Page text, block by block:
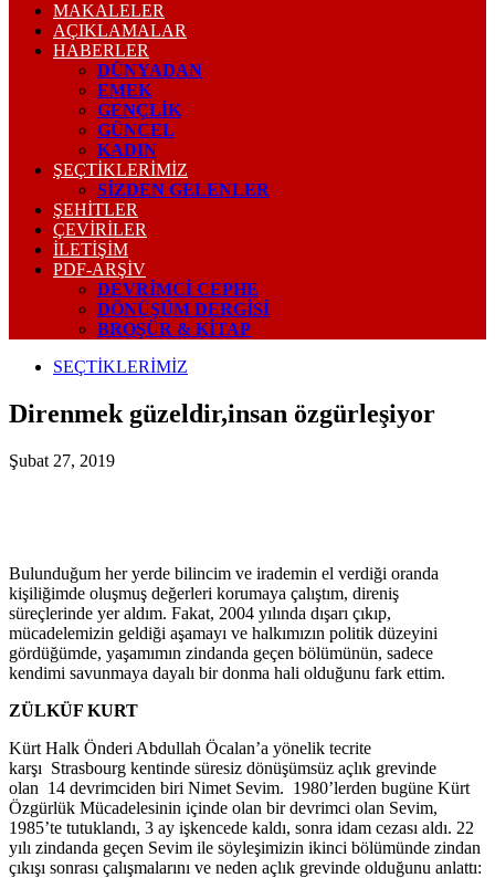
MAKALELER
AÇIKLAMALAR
HABERLER
DÜNYADAN
EMEK
GENÇLİK
GÜNCEL
KADIN
ŞEÇTİKLERİMİZ
SİZDEN GELENLER
ŞEHİTLER
ÇEVİRİLER
İLETİŞİM
PDF-ARŞIV
DEVRIMCI CEPHE
DÖNÜŞÜM DERGISI
BROŞÜR & KİTAP
SEÇTİKLERİMİZ
Direnmek güzeldir,insan özgürleşiyor
Şubat 27, 2019
Bulunduğum her yerde bilincim ve irademin el verdiği oranda
kişiliğimde oluşmuş değerleri korumaya çalıştım, direniş
süreçlerinde yer aldım. Fakat, 2004 yılında dışarı çıkıp,
mücadelemizin geldiği aşamayı ve halkımızın politik düzeyini
gördüğümde, yaşamımın zindanda geçen bölümünün, sadece
kendimi savunmaya dayalı bir donma hali olduğunu fark ettim.
ZÜLKÜF KURT
Kürt Halk Önderi Abdullah Öcalan’a yönelik tecrite
karşı Strasbourg kentinde süresiz dönüşümsüz açlık grevinde
olan 14 devrimciden biri Nimet Sevim. 1980’lerden bugüne Kürt
Özgürlük Mücadelesinin içinde olan bir devrimci olan Sevim,
1985’te tutuklandı, 3 ay işkencede kaldı, sonra idam cezası aldı. 22
yılı zindanda geçen Sevim ile söyleşimizin ikinci bölümünde zindan
çıkışı sonrası çalışmalarını ve neden açlık grevinde olduğunu anlattı: